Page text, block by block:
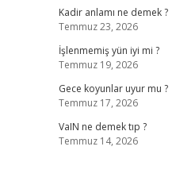
Kadir anlamı ne demek ?
Temmuz 23, 2026
İşlenmemiş yün iyi mi ?
Temmuz 19, 2026
Gece koyunlar uyur mu ?
Temmuz 17, 2026
VaIN ne demek tıp ?
Temmuz 14, 2026